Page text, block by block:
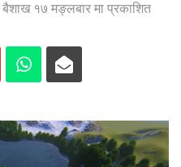
१७ मङ्लबार मा प्रकाशित